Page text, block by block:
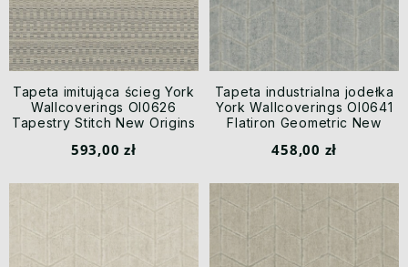
Tapeta imitująca ścieg York
Wallcoverings OI0626
Tapestry Stitch New Origins
593,00 zł
Tapeta industrialna jodełka
York Wallcoverings OI0641
Flatiron Geometric New
458,00 zł